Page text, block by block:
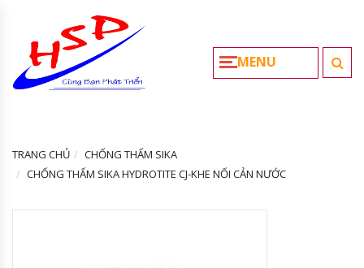
MENU
TRANG CHỦ
CHỐNG THẤM SIKA
CHỐNG THẤM SIKA HYDROTITE CJ-KHE NỐI CẢN NƯỚC